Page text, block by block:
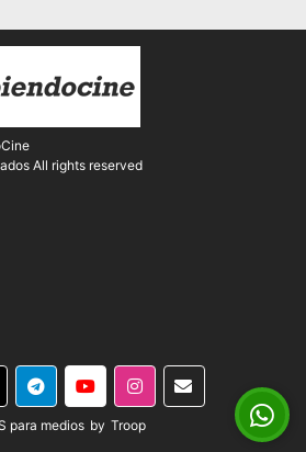
All rights reserved
para medios by Troop